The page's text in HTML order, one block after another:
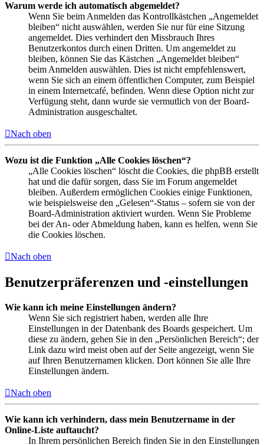
Warum werde ich automatisch abgemeldet?
Wenn Sie beim Anmelden das Kontrollkästchen „Angemeldet
bleiben“ nicht auswählen, werden Sie nur für eine Sitzung
angemeldet. Dies verhindert den Missbrauch Ihres
Benutzerkontos durch einen Dritten. Um angemeldet zu
bleiben, können Sie das Kästchen „Angemeldet bleiben“
beim Anmelden auswählen. Dies ist nicht empfehlenswert,
wenn Sie sich an einem öffentlichen Computer, zum Beispiel
in einem Internetcafé, befinden. Wenn diese Option nicht zur
Verfügung steht, dann wurde sie vermutlich von der Board-
Administration ausgeschaltet.
Nach oben
Wozu ist die Funktion „Alle Cookies löschen“?
„Alle Cookies löschen“ löscht die Cookies, die phpBB erstellt
hat und die dafür sorgen, dass Sie im Forum angemeldet
bleiben. Außerdem ermöglichen Cookies einige Funktionen,
wie beispielsweise den „Gelesen“-Status – sofern sie von der
Board-Administration aktiviert wurden. Wenn Sie Probleme
bei der An- oder Abmeldung haben, kann es helfen, wenn Sie
die Cookies löschen.
Nach oben
Benutzerpräferenzen und -einstellungen
Wie kann ich meine Einstellungen ändern?
Wenn Sie sich registriert haben, werden alle Ihre
Einstellungen in der Datenbank des Boards gespeichert. Um
diese zu ändern, gehen Sie in den „Persönlichen Bereich“; der
Link dazu wird meist oben auf der Seite angezeigt, wenn Sie
auf Ihren Benutzernamen klicken. Dort können Sie alle Ihre
Einstellungen ändern.
Nach oben
Wie kann ich verhindern, dass mein Benutzername in der
Online-Liste auftaucht?
In Ihrem persönlichen Bereich finden Sie in den Einstellungen